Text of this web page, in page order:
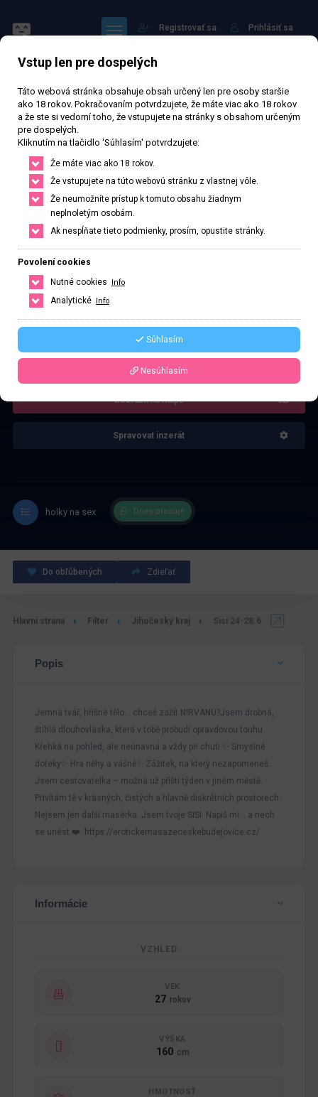
Prihlásiť sa
Registrovať sa
Sisi 24-28.6
74 329 zhlédnutí Ověřený inzerát Aktivní 55 dní
27 rokov 160cm 54kg Veľkosť A
České Budějovice, Jihočeský kraj, Česká republika
+420 778497098
Řekněte že voláte z webu www.privatzone.com
Zobrazit na mapě
Spravovat inzerát
holky na sex Dnes pracuje
Do obľúbených Zdieľať
Hlavní strana Filter Jihočeský kraj Sisi 24-28.6
Popis
Jemná tvář, hříšné tělo… chceš zažít NIRVANU?Jsem drobná,
štíhlá dlouhovláska, která v tobě probudí opravdovou touhu.
Křehká na pohled, ale neúnavná a vždy při chuti.✨ Smyslné
doteky✨ Hra něhy a vášně✨ Zážitek, na který nezapomeneš.
Jsem cestovatelka – možná už příští týden v jiném městě.
Přivítám tě v krásných, čistých a hlavně diskrétních prostorech.
Nejsem jen další masérka. Jsem tvoje SISI. Napiš mi… a nech
se unést ❤️ https://erotickemasazeceskebudejovice.cz/
Informácie
VZHLED
VEK
27 rokov
VÝŠKA
160 cm
HMOTNOSŤ
Vstup len pre dospelých
Táto webová stránka obsahuje obsah určený len pre osoby staršie
ako 18 rokov. Pokračovaním potvrdzujete, že máte viac ako 18 rokov
a že ste si vedomí toho, že vstupujete na stránky s obsahom určeným
pre dospelých.
Kliknutím na tlačidlo 'Súhlasím' potvrdzujete:
Že máte viac ako 18 rokov.
Že vstupujete na túto webovú stránku z vlastnej vôle.
Že neumožníte prístup k tomuto obsahu žiadnym
neplnoletým osobám.
Ak nespĺňate tieto podmienky, prosím, opustite stránky.
Povolení cookies
Nutné cookies
Info
Analytické Info
Súhlasím
Nesúhlasím